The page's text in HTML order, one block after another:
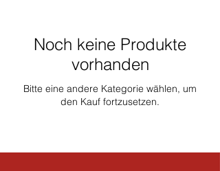
Noch keine Produkte
vorhanden
Bitte eine andere Kategorie wählen, um
den Kauf fortzusetzen.